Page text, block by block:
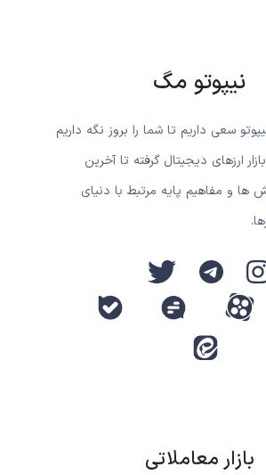
نیپوتو مگ
سعی داریم تا شما را بروز نگه داریم
ارزهای دیجیتال گرفته تا آخرین
ها و مفاهیم پایه مرتبط با دنیای
بازار معاملاتی